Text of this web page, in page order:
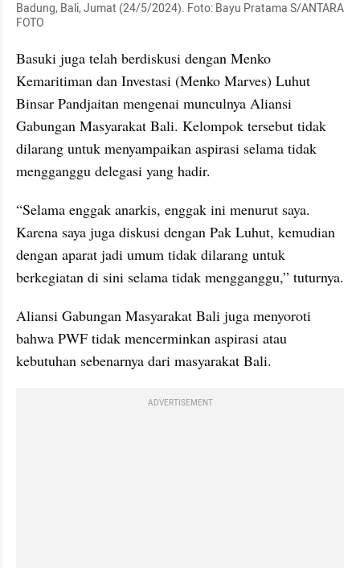
Badung, Bali, Jumat (24/5/2024). Foto: Bayu Pratama S/ANTARA
FOTO
Basuki juga telah berdiskusi dengan Menko
Kemaritiman dan Investasi (Menko Marves) Luhut
Binsar Pandjaitan mengenai munculnya Aliansi
Gabungan Masyarakat Bali. Kelompok tersebut tidak
dilarang untuk menyampaikan aspirasi selama tidak
mengganggu delegasi yang hadir.
“Selama enggak anarkis, enggak ini menurut saya.
Karena saya juga diskusi dengan Pak Luhut, kemudian
dengan aparat jadi umum tidak dilarang untuk
berkegiatan di sini selama tidak mengganggu,” tuturnya.
Aliansi Gabungan Masyarakat Bali juga menyoroti
bahwa PWF tidak mencerminkan aspirasi atau
kebutuhan sebenarnya dari masyarakat Bali.
ADVERTISEMENT